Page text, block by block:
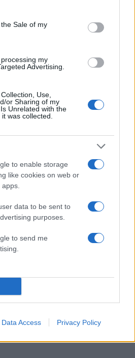
purposes in below Google
Sale of my
my
Advertising.
Use,
or Sharing of my
Unrelated with the
was collected.
to enable storage
like cookies on web or
data to be sent to
purposes.
to send me
Data Access Privacy Policy
βάφτισε τον μονάκριβο
– Φωτογραφίες
«Η δημιουργία
από τα πιο όμορφα και